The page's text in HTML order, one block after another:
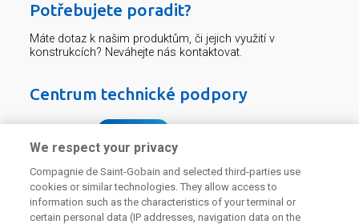
Potřebujete poradit?
Máte dotaz k našim produktům, či jejich využití v
konstrukcích? Neváhejte nás kontaktovat.
Centrum technické podpory
We respect your privacy
Compagnie de Saint-Gobain and selected third-parties use
cookies or similar technologies. They allow access to
information such as the characteristics of your terminal or
certain personal data (IP addresses, navigation data on the